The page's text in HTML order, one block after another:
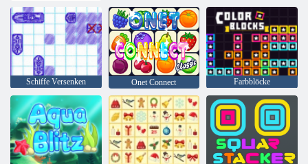
Schiffe Versenken Onet Connect Farbblöcke